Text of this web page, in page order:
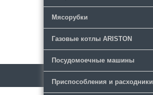
Мясорубки
Газовые котлы ARISTON
Посудомоечные машины
Приспособления и расходники